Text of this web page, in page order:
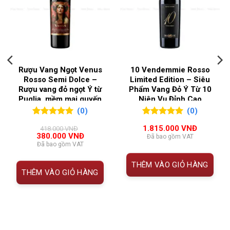
Xuất xứ
Loại rượu nhẹ (Semi Dolce)
nho
Nồng độ
cồn
10%
Dung tích 750ml
Phong
cách
Ngọt nhẹ – dễ uống – hương trái
cây chín
12 – 14°C
NỒNG ĐỘ
QUỐC GIA SẢN XUẤT
VÙNG LÀM RƯỢU Emilia Romagna
Rượu Vang Ngọt Venus
Rosso Semi Dolce –
Rượu vang đỏ ngọt Ý từ
Puglia, mềm mại quyến
rũ từ Le Vin Sud
đánh giá
(0)
418.000VNĐ
Giá
gốc
380.000 VNĐGiá
hiện
380.000 VNĐ.
Đã bao gồm VAT
THÊM VÀO GIỎ HÀNG
10 Vendemmie Rosso
Limited Edition – Siêu
Phẩm Vang Đỏ Ý Từ 10
Niên Vụ Đỉnh Cao
đánh giá
(0)
1.815.000 VNĐ
Đã bao gồm VAT
THÊM VÀO GIỎ HÀNG